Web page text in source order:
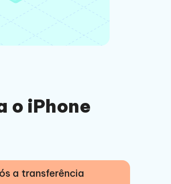
o iPhone
a transferência